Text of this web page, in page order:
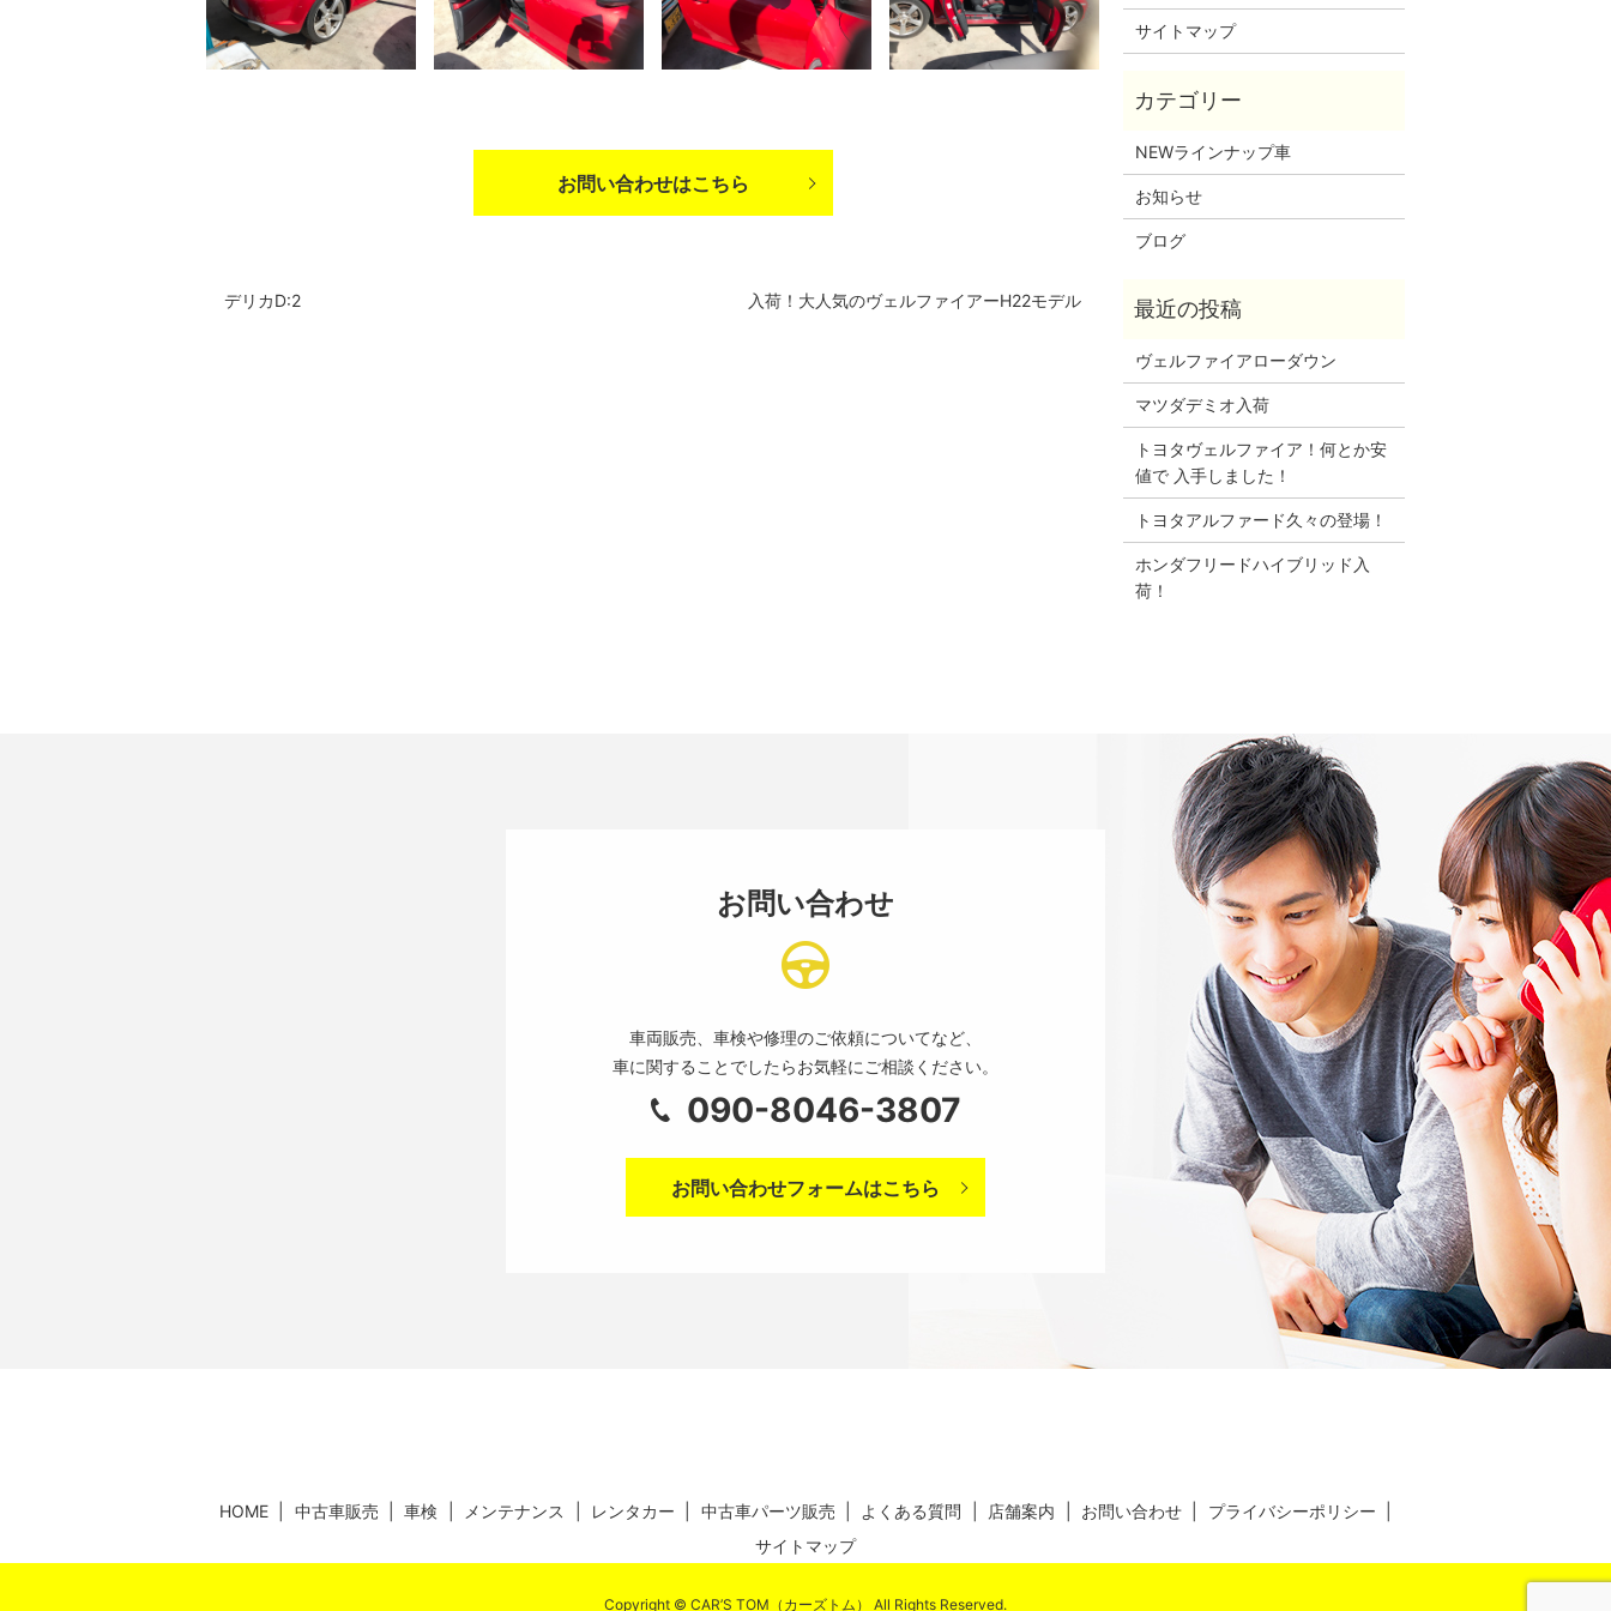
お問い合わせはこちら
デリカD:2 入荷！大人気のヴェルファイアーH22モデル
サイトマップ
NEWラインナップ車
お知らせ
ブログ
ヴェルファイアローダウン
マツダデミオ入荷
トヨタヴェルファイア！何とか安
値で 入手しました！
トヨタアルファード久々の登場！
ホンダフリードハイブリッド入
荷！
お問い合わせ
車両販売、車検や修理のご依頼についてなど、
車に関することでしたらお気軽にご相談ください。
090-8046-3807
お問い合わせフォームはこちら
HOME 中古車販売 車検 メンテナンス レンタカー 中古車パーツ販売 よくある質問 店舗案内 お問い合わせ
プライバシーポリシー
サイトマップ
Copyright © CAR’S TOM（カーズトム） All Rights Reserved.